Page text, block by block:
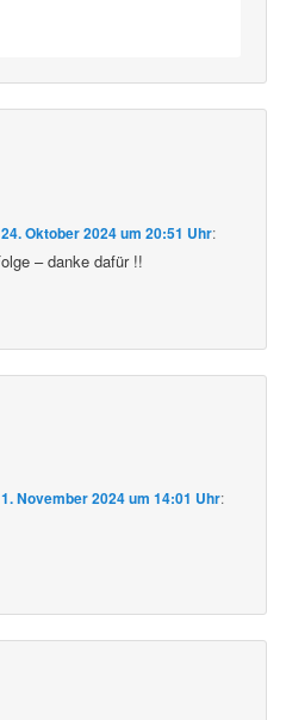
24. Oktober 2024 um 20:51 Uhr:
– danke dafür !!
1. November 2024 um 14:01 Uhr: